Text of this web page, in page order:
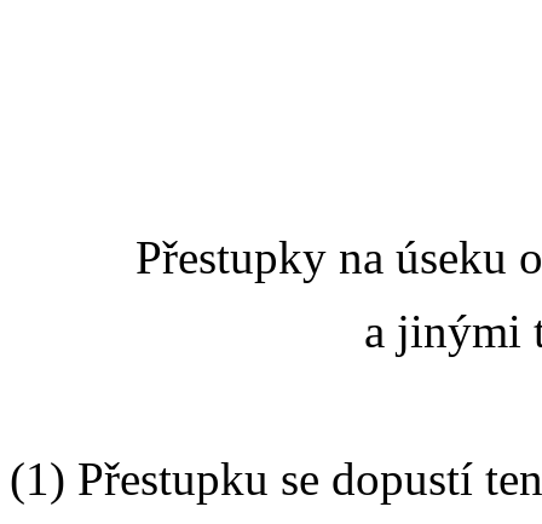
Přestupky na úseku
a jinými
(1) Přestupku se dopustí